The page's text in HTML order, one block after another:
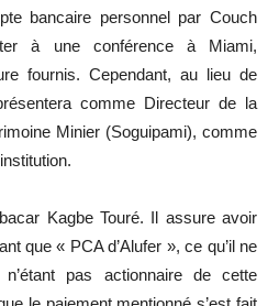
bancaire personnel par Couch
à une conférence à Miami,
fournis. Cependant, au lieu de
comme Directeur de la
Minier (Soguipami), comme
Kagbe Touré. Il assure avoir
que « PCA d’Alufer », ce qu’il ne
pas actionnaire de cette